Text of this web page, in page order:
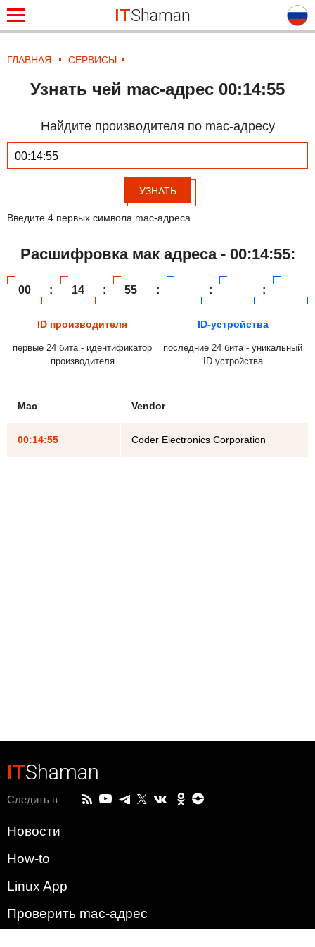
ITShaman
ГЛАВНАЯ СЕРВИСЫ
Узнать чей mac-адрес 00:14:55
Найдите производителя по mac-адресу
УЗНАТЬ
Введите 4 первых символа mac-адреса
Расшифровка мак адреса - 00:14:55:
00 : 14 : 55 : : :
ID производителя
первые 24 бита - идентификатор
производителя
ID-устройства
последние 24 бита - уникальный
ID устройства
Mac Vendor
00:14:55 Coder Electronics Corporation
ITShaman
Следить в
Новости
How-to
Linux App
Проверить mac-адрес